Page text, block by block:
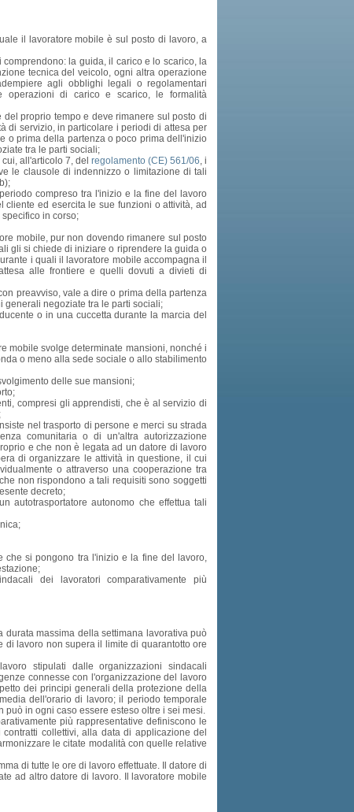
il lavoratore mobile è sul posto di lavoro, a
la guida, il carico e lo scarico, la
tecnica del veicolo, ogni altra operazione
agli obblighi legali o regolamentari
operazioni di carico e scarico, le formalità
proprio tempo e deve rimanere sul posto di
di servizio, in particolare i periodi di attesa per
o prima della partenza o poco prima dell'inizio
tra le parti sociali;
all'articolo 7, del regolamento (CE) 561/06, i
le clausole di indennizzo o limitazione di tali
compreso tra l'inizio e la fine del lavoro
ed esercita le sue funzioni o attività, ad
in corso;
mobile, pur non dovendo rimanere sul posto
gli si chiede di iniziare o riprendere la guida o
i quali il lavoratore mobile accompagna il
alle frontiere e quelli dovuti a divieti di
preavviso, vale a dire o prima della partenza
generali negoziate tra le parti sociali;
o in una cuccetta durante la marcia del
mobile svolge determinate mansioni, nonché i
o meno alla sede sociale o allo stabilimento
delle sue mansioni;
compresi gli apprendisti, che è al servizio di
nel trasporto di persone e merci su strada
comunitaria o di un'altra autorizzazione
e che non è legata ad un datore di lavoro
di organizzare le attività in questione, il cui
o attraverso una cooperazione tra
non rispondono a tali requisiti sono soggetti
decreto;
autotrasportatore autonomo che effettua tali
che si pongono tra l'inizio e la fine del lavoro,
dei lavoratori comparativamente più
massima della settimana lavorativa può
lavoro non supera il limite di quarantotto ore
stipulati dalle organizzazioni sindacali
connesse con l'organizzazione del lavoro
dei principi generali della protezione della
dell'orario di lavoro; il periodo temporale
in ogni caso essere esteso oltre i sei mesi.
più rappresentative definiscono le
collettivi, alla data di applicazione del
le citate modalità con quelle relative
di tutte le ore di lavoro effettuate. Il datore di
ad altro datore di lavoro. Il lavoratore mobile